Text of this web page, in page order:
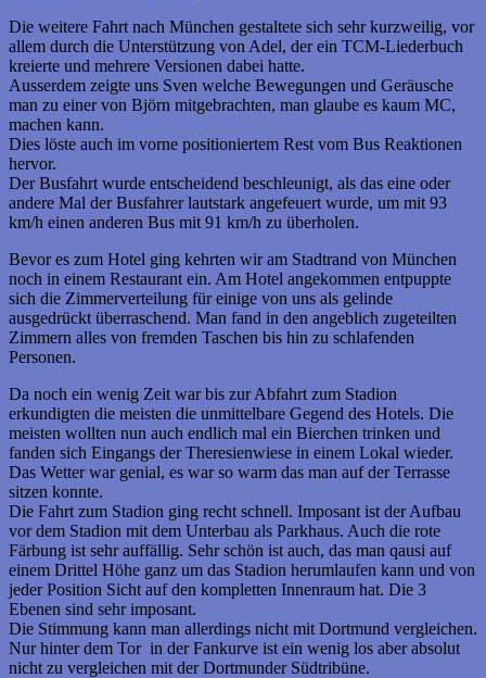
Die weitere Fahrt nach München gestaltete sich sehr kurzweilig, vor
allem durch die Unterstützung von Adel, der ein TCM-Liederbuch
kreierte und mehrere Versionen dabei hatte.
Ausserdem zeigte uns Sven welche Bewegungen und Geräusche
man zu einer von Björn mitgebrachten, man glaube es kaum MC,
machen kann.
Dies löste auch im vorne positioniertem Rest vom Bus Reaktionen
hervor.
Der Busfahrt wurde entscheidend beschleunigt, als das eine oder
andere Mal der Busfahrer lautstark angefeuert wurde, um mit 93
km/h einen anderen Bus mit 91 km/h zu überholen.
Bevor es zum Hotel ging kehrten wir am Stadtrand von München
noch in einem Restaurant ein. Am Hotel angekommen entpuppte
sich die Zimmerverteilung für einige von uns als gelinde
ausgedrückt überraschend. Man fand in den angeblich zugeteilten
Zimmern alles von fremden Taschen bis hin zu schlafenden
Personen.
Da noch ein wenig Zeit war bis zur Abfahrt zum Stadion
erkundigten die meisten die unmittelbare Gegend des Hotels. Die
meisten wollten nun auch endlich mal ein Bierchen trinken und
fanden sich Eingangs der Theresienwiese in einem Lokal wieder.
Das Wetter war genial, es war so warm das man auf der Terrasse
sitzen konnte.
Die Fahrt zum Stadion ging recht schnell. Imposant ist der Aufbau
vor dem Stadion mit dem Unterbau als Parkhaus. Auch die rote
Färbung ist sehr auffällig. Sehr schön ist auch, das man qausi auf
einem Drittel Höhe ganz um das Stadion herumlaufen kann und von
jeder Position Sicht auf den kompletten Innenraum hat. Die 3
Ebenen sind sehr imposant.
Die Stimmung kann man allerdings nicht mit Dortmund vergleichen.
Nur hinter dem Tor in der Fankurve ist ein wenig los aber absolut
nicht zu vergleichen mit der Dortmunder Südtribüne.